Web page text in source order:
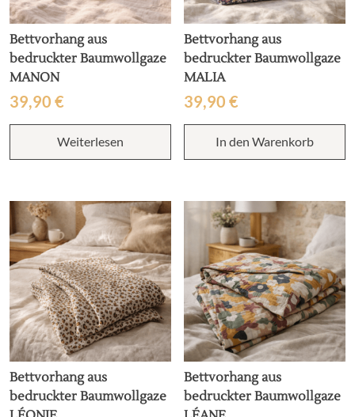
Bettvorhang aus
bedruckter Baumwollgaze
MANON
39,90 €
Weiterlesen
Bettvorhang aus
bedruckter Baumwollgaze
MALIA
39,90€
In den Warenkorb
Bettvorhang aus
bedruckter Baumwollgaze
Bettvorhang aus
bedruckter Baumwollgaze